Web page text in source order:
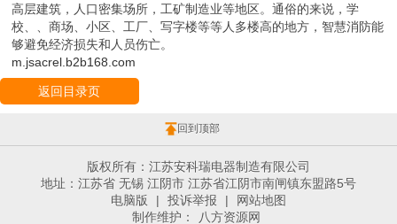
高层建筑，人口密集场所，工矿制造业等地区。通俗的来说，学
校、、商场、小区、工厂、写字楼等等人多楼高的地方，智慧消防能
够避免经济损失和人员伤亡。
m.jsacrel.b2b168.com
返回目录页
回到顶部
版权所有：江苏安科瑞电器制造有限公司
地址：江苏省 无锡 江阴市 江苏省江阴市南闸镇东盟路5号
电脑版
| 投诉举报 |
网站地图
制作维护：
八方资源网